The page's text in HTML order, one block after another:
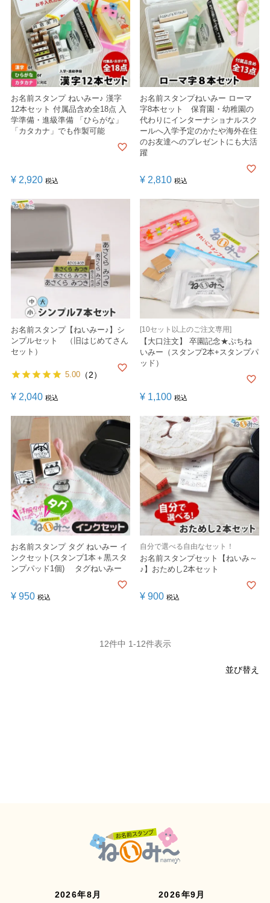
お名前スタンプ ねいみー♪ 漢字
12本セット 付属品含め全18点 入
学準備・進級準備 「ひらがな」
「カタカナ」でも作製可能
¥ 2,920 税込
お名前スタンプねいみー ローマ
字8本セット 保育園・幼稚園の
代わりにインターナショナルスク
ールへ入学予定のかたや海外在住
のお友達へのプレゼントにも大活
躍
¥ 2,810 税込
お名前スタンプ【ねいみー♪】シ
ンプルセット （旧はじめてさん
セット）
¥ 2,040 税込
5.00（2）
[10セット以上のご注文専用]
【大口注文】 卒園記念★ぷちね
いみー（スタンプ2本+スタンプパ
ッド）
¥ 1,100 税込
お名前スタンプ タグ ねいみー イ
ンクセット(スタンプ1本＋黒スタ
ンプパッド1個) タグねいみー
¥ 950 税込
自分で選べる自由なセット！
お名前スタンプセット【ねいみ～
♪】おためし2本セット
¥ 900 税込
並び替え
12件中 1-12件表示
2026年8月
2026年9月